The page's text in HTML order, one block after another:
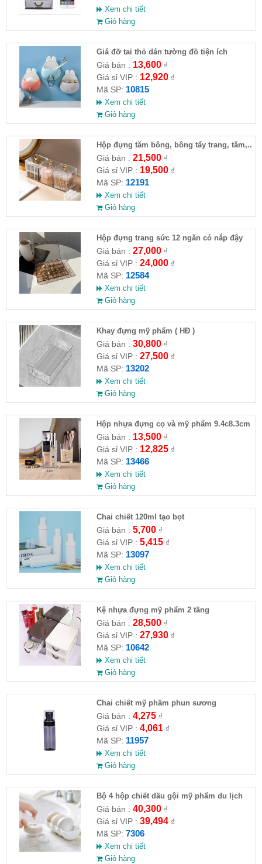
Xem chi tiết
Giỏ hàng
Giá đỡ tai thỏ dán tường đồ tiện ích
Giá bán : 13,600₫
Giá sỉ VIP : 12,920₫
Mã SP: 10815
Xem chi tiết
Giỏ hàng
Hộp đựng tăm bông, bông tẩy trang, tăm,..
Giá bán : 21,500₫
Giá sỉ VIP : 19,500₫
Mã SP: 12191
Xem chi tiết
Giỏ hàng
Hộp đựng trang sức 12 ngăn có nắp đậy
Giá bán : 27,000₫
Giá sỉ VIP : 24,000₫
Mã SP: 12584
Xem chi tiết
Giỏ hàng
Khay đựng mỹ phẩm ( HĐ )
Giá bán : 30,800₫
Giá sỉ VIP : 27,500₫
Mã SP: 13202
Xem chi tiết
Giỏ hàng
Hộp nhựa đựng cọ và mỹ phẩm 9.4c8.3cm
Giá bán : 13,500₫
Giá sỉ VIP : 12,825₫
Mã SP: 13466
Xem chi tiết
Giỏ hàng
Chai chiết 120ml tạo bọt
Giá bán : 5,700₫
Giá sỉ VIP : 5,415₫
Mã SP: 13097
Xem chi tiết
Giỏ hàng
Kệ nhựa đựng mỹ phẩm 2 tầng
Giá bán : 28,500₫
Giá sỉ VIP : 27,930₫
Mã SP: 10642
Xem chi tiết
Giỏ hàng
Chai chiết mỹ phầm phun sương
Giá bán : 4,275₫
Giá sỉ VIP : 4,061₫
Mã SP: 11957
Xem chi tiết
Giỏ hàng
Bộ 4 hộp chiết dầu gội mỹ phẩm du lịch
Giá bán : 40,300₫
Giá sỉ VIP : 39,494₫
Mã SP: 7306
Xem chi tiết
Giỏ hàng